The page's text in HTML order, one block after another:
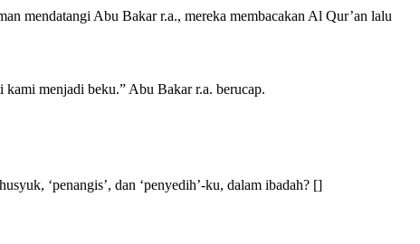
mendatangi Abu Bakar r.a., mereka membacakan Al Qur’an lalu
menjadi beku.” Abu Bakar r.a. berucap.
‘penangis’, dan ‘penyedih’-ku, dalam ibadah? []